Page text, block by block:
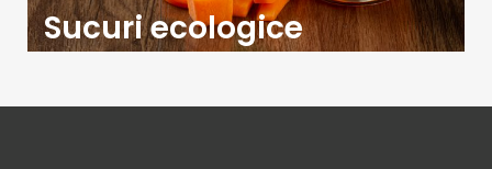
Sucuri ecologice